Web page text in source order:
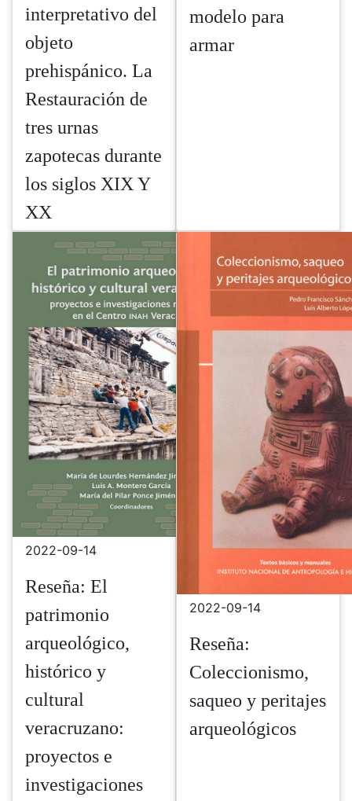
interpretativo del
objeto
prehispánico. La
Restauración de
tres urnas
zapotecas durante
los siglos XIX Y
XX
modelo para
armar
2022-09-14
Reseña: El
patrimonio
arqueológico,
histórico y
cultural
veracruzano:
proyectos e
investigaciones
2022-09-14
Reseña:
Coleccionismo,
saqueo y peritajes
arqueológicos